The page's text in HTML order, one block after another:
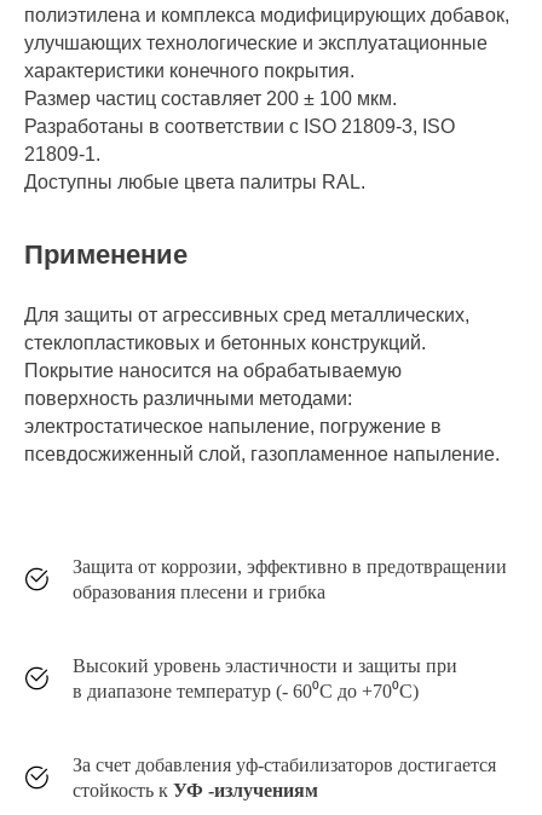
полиэтилена и комплекса модифицирующих добавок,
улучшающих технологические и эксплуатационные
характеристики конечного покрытия.
Размер частиц составляет 200 ± 100 мкм.
Разработаны в соответствии с ISO 21809-3, ISO
21809-1.
Доступны любые цвета палитры RAL.
Применение
Для защиты от агрессивных сред металлических,
стеклопластиковых и бетонных конструкций.
Покрытие наносится на обрабатываемую
поверхность различными методами:
электростатическое напыление, погружение в
псевдосжиженный слой, газопламенное напыление.
Защита от коррозии, эффективно в предотвращении
образования плесени и грибка
Высокий уровень эластичности и защиты при
в диапазоне температур (- 60⁰C до +70⁰C)
За счет добавления уф-стабилизаторов достигается
стойкость к УФ -излучениям